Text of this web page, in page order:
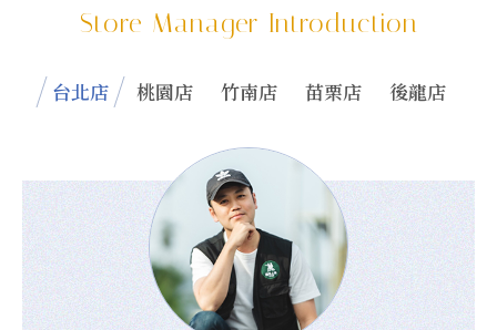
Store Manager Introduction
台北店 桃園店 竹南店 苗栗店 後龍店